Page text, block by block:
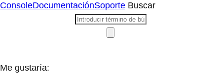
ConsoleDocumentaciónSoporte Buscar
Me gustaría: